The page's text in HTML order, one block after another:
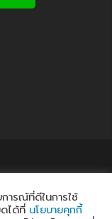
ารณ์ที่ดีในการใช้
ได้ที่ นโยบายคุกกี้